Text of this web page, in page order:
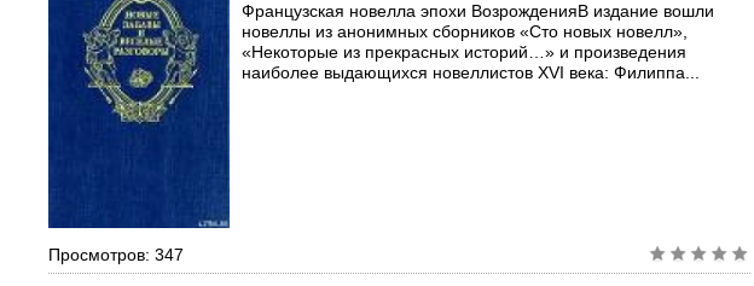
Французская новелла эпохи ВозрожденияВ издание вошли
новеллы из анонимных сборников «Сто новых новелл»,
«Некоторые из прекрасных историй…» и произведения
наиболее выдающихся новеллистов XVI века: Филиппа...
Просмотров: 347